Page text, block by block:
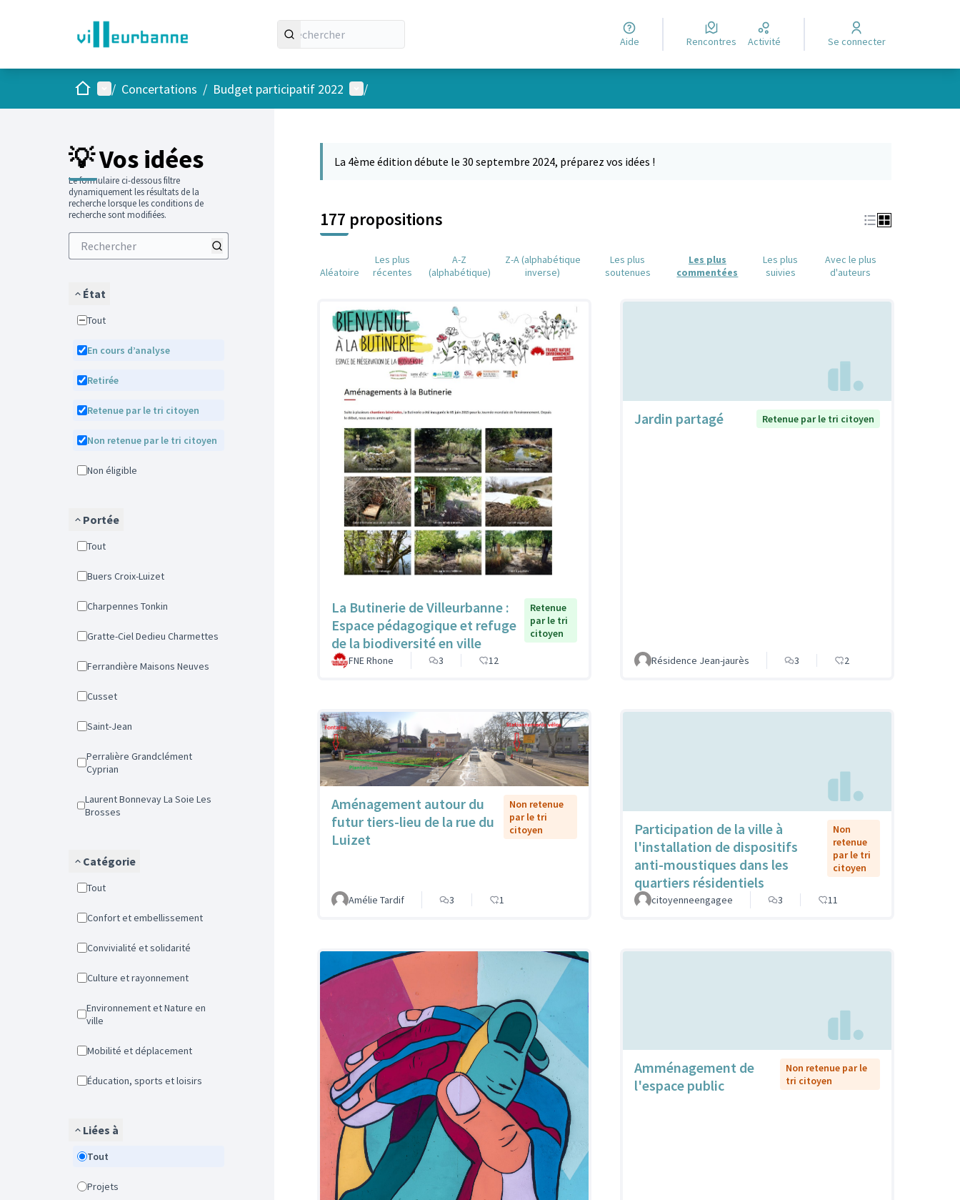
Aide Rencontres Activité Se connecter
AccueilMenu principal
/ Concertations / Budget participatif 2022 Menu utilisateur
/
💡 Vos idées
Le formulaire ci-dessous filtre
dynamiquement les résultats de la
recherche lorsque les conditions de
recherche sont modifiées.
État
Tout
En cours d’analyse
Retirée
Retenue par le tri citoyen
Non retenue par le tri citoyen
Non éligible
Portée
Tout
Buers Croix-Luizet
Charpennes Tonkin
Gratte-Ciel Dedieu Charmettes
Ferrandière Maisons Neuves
Cusset
Saint-Jean
Perralière Grandclément
Cyprian
Laurent Bonnevay La Soie Les
Brosses
Catégorie
Tout
Confort et embellissement
Convivialité et solidarité
Culture et rayonnement
Environnement et Nature en
ville
Mobilité et déplacement
Éducation, sports et loisirs
Liées à
Tout
Projets
La 4ème édition débute le 30 septembre 2024, préparez vos idées !
177 propositions
Aléatoire
Les plus
récentes
A-Z
(alphabétique)
Z-A (alphabétique
inverse)
Les plus
soutenues
Les plus
commentées
Les plus
suivies
Avec le plus
d'auteurs
La Butinerie de Villeurbanne :
Espace pédagogique et refuge
de la biodiversité en ville
Retenue
par le tri
citoyen
FNE Rhone 3 12
Jardin partagé Retenue par le tri citoyen
Résidence Jean-jaurès 3 2
Aménagement autour du
futur tiers-lieu de la rue du
Luizet
Non retenue
par le tri
citoyen
Amélie Tardif 3 1
Participation de la ville à
l'installation de dispositifs
anti-moustiques dans les
quartiers résidentiels
Non
retenue
par le tri
citoyen
citoyenneengagee 3 11
Amménagement de
l'espace public
Non retenue par le
tri citoyen